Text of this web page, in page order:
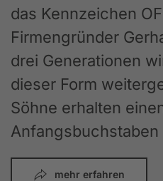
das Kennzeichen
Firmengründer
drei Generationen
dieser Form
Söhne erhalten
Anfangsbuchstaben
mehr erfahren